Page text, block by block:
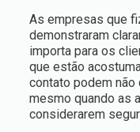
As empresas que
demonstraram
importa para os
que estão
contato podem não
mesmo quando as
considerarem